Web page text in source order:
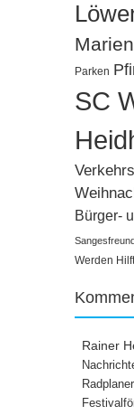
Parken
SC
Bürger-
Werden Hilft
Rainer